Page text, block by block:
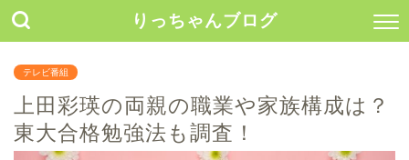
りっちゃんブログ
テレビ番組
上田彩瑛の両親の職業や家族構成は？
東大合格勉強法も調査！